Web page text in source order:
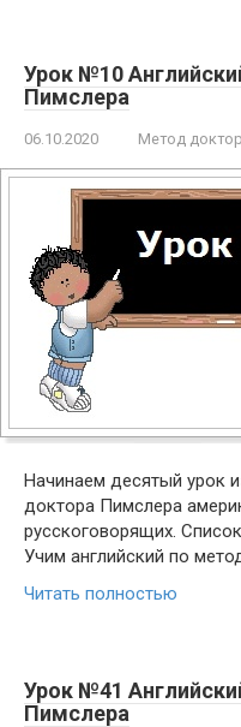
Урок №10
Пимслера
06.10.2020 Метод
Начинаем десятый урок
доктора Пимслера
русскоговорящих.
Учим английский по
Читать полностью
Урок №41
Пимслера